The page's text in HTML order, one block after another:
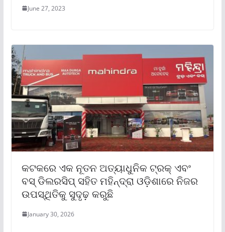
June 27, 2023
କଟକରେ ଏକ ନୂତନ ଅତ୍ୟାଧୁନିକ ଟ୍ରକ୍ ଏବଂ
ବସ୍ ଡିଲରସିପ୍ ସହିତ ମହିନ୍ଦ୍ରା ଓଡ଼ିଶାରେ ନିଜର
ଉପସ୍ଥିତିକୁ ସୁଦୃଢ଼ କରୁଛି
January 30, 2026